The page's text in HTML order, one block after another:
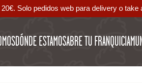
Solo pedidos web para delivery o take
DÓNDE ESTAMOSABRE TU FRANQUICIA